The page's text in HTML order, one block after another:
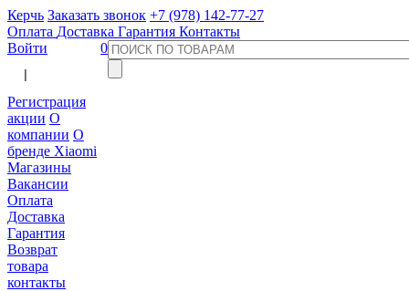
Керчь Заказать звонок +7 (978) 142-77-27
Оплата Доставка Гарантия Контакты
Войти
Регистрация
акции О
компании О
бренде Xiaomi
Магазины
Вакансии
Оплата
Доставка
Гарантия
Возврат
товара
контакты
0